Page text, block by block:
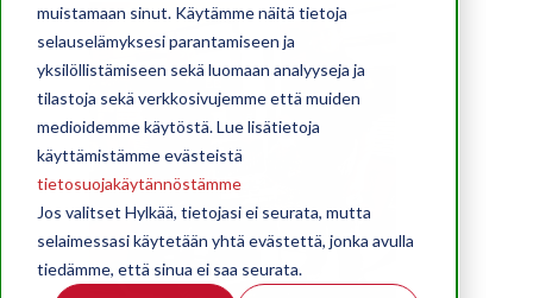
muistamaan sinut. Käytämme näitä tietoja
selauselämyksesi parantamiseen ja
yksilöllistämiseen sekä luomaan analyyseja ja
tilastoja sekä verkkosivujemme että muiden
medioidemme käytöstä. Lue lisätietoja
käyttämistämme evästeistä
tietosuojakäytännöstämme
Jos valitset Hylkää, tietojasi ei seurata, mutta
selaimessasi käytetään yhtä evästettä, jonka avulla
tiedämme, että sinua ei saa seurata.